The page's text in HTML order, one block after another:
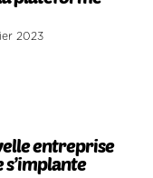
2023
entreprise